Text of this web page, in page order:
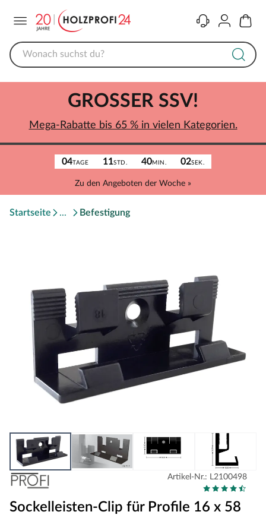
KontaktKonto
04TAGE 11STD. 40MIN. 02SEK.
Zu den Angeboten der Woche »
GROSSER SSV!
Mega-Rabatte bis 65 % in vielen Kategorien.
Startseite Befestigung
Artikel-Nr.: L2100498
Sockelleisten-Clip für Profile 16 x 58